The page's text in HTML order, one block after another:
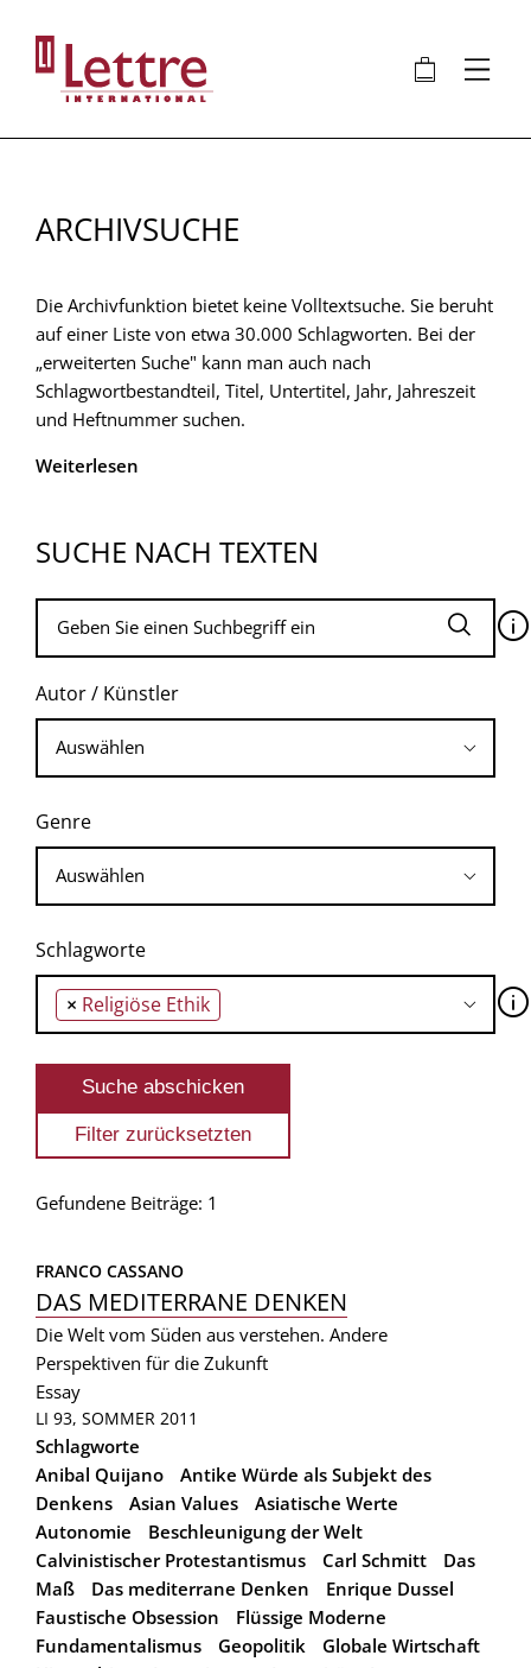
Inhalt
🛍 ⋮
ARCHIVSUCHE
Die Archivfunktion bietet keine Volltextsuche. Sie beruht
auf einer Liste von etwa 30.000 Schlagworten. Bei der
„erweiterten Suche" kann man auch nach
Schlagwortbestandteil, Titel, Untertitel, Jahr, Jahreszeit
und Heftnummer suchen.
Weiterlesen
SUCHE NACH TEXTEN
🛈
Autor / Künstler
Genre
Schlagworte
× Religiöse Ethik 🛈
Gefundene Beiträge: 1
FRANCO CASSANO
DAS MEDITERRANE DENKEN
Die Welt vom Süden aus verstehen. Andere
Perspektiven für die Zukunft
Essay
LI 93, SOMMER 2011
Schlagworte
Anibal Quijano
Antike Würde als Subjekt des
Denkens
Asian Values
Asiatische Werte
Autonomie
Beschleunigung der Welt
Calvinistischer Protestantismus
Carl Schmitt
Das
Maß
Das mediterrane Denken
Enrique Dussel
Faustische Obsession
Flüssige Moderne
Fundamentalismus
Geopolitik
Globale Wirtschaft